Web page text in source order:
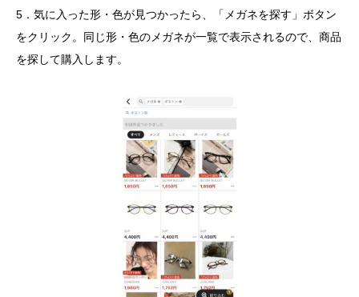
5．気に入った形・色が見つかったら、「メガネを探す」ボタン
をクリック。同じ形・色のメガネが一覧で表示されるので、商品
を探して購入します。